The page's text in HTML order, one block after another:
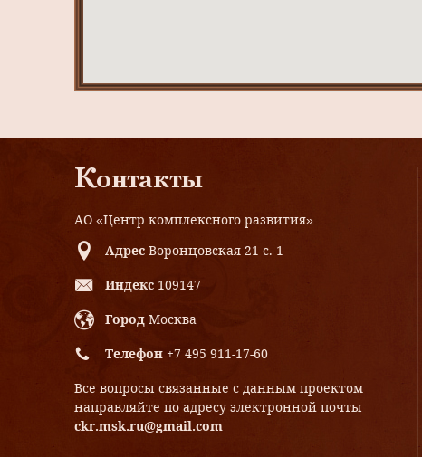
Контакты
АО «Центр комплексного развития»
Адрес Воронцовская 21 с. 1
Индекс 109147
Город Москва
Телефон +7 495 911-17-60
Все вопросы связанные с данным проектом
направляйте по адресу электронной почты
ckr.msk.ru@gmail.com